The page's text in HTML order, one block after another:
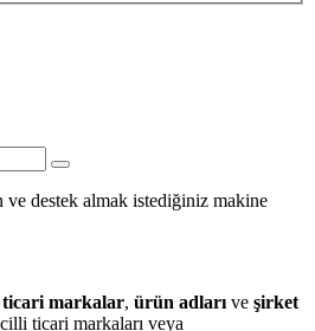
destek almak istediğiniz makine
ticari markalar, ürün adları ve şirket
ticari markaları veya